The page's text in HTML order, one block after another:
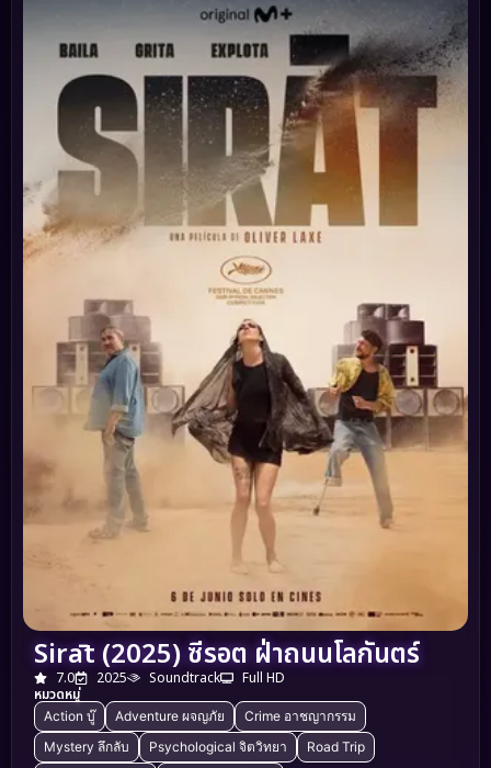
Sirāt (2025) ซีรอต ฝ่าถนนโลกันตร์
7.0 2025 Soundtrack
Full HD
หมวดหมู่
Action บู๊ Adventure ผจญภัย
Crime อาชญากรรม
Mystery ลึกลับ
Psychological จิตวิทยา
Road Trip